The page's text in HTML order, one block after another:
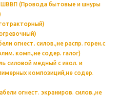
ШВВП (Провода бытовые и шнуры
огнест. силов.,не распр. горен.с
комп.,не содер. галог)
силовой медный с изол. и
композиций,не содер.
огнест. экраниров. силов.,не